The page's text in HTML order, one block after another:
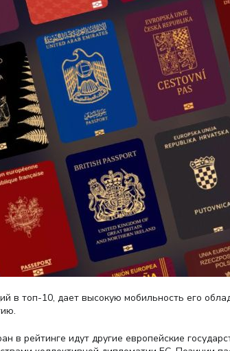
в топ-10, дает высокую мобильность его
в рейтинге идут другие европейские